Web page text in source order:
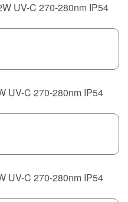
UV-C 270-280nm IP54
UV-C 270-280nm IP54
UV-C 270-280nm IP54